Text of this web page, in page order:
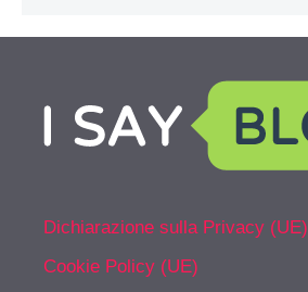
Dichiarazione sulla Privacy (UE)
Cookie Policy (UE)